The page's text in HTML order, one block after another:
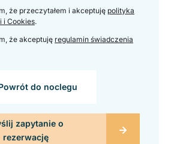
że przeczytałem i akceptuję polityka
i Cookies.
że akceptuję regulamin świadczenia
do noclegu